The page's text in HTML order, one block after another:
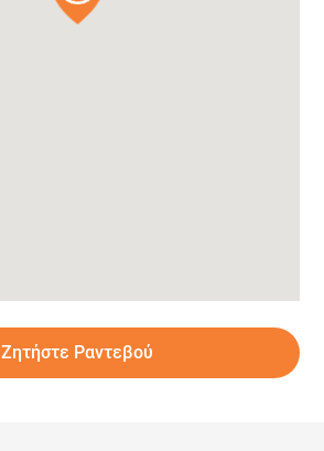
Ζητήστε Ραντεβού